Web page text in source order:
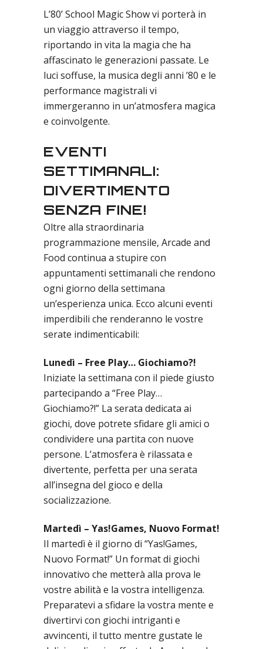
L’80’ School Magic Show vi porterà in
un viaggio attraverso il tempo,
riportando in vita la magia che ha
affascinato le generazioni passate. Le
luci soffuse, la musica degli anni ’80 e le
performance magistrali vi
immergeranno in un’atmosfera magica
e coinvolgente.
EVENTI
SETTIMANALI:
DIVERTIMENTO
SENZA FINE!
Oltre alla straordinaria
programmazione mensile, Arcade and
Food continua a stupire con
appuntamenti settimanali che rendono
ogni giorno della settimana
un’esperienza unica. Ecco alcuni eventi
imperdibili che renderanno le vostre
serate indimenticabili:
Lunedì – Free Play… Giochiamo?!
Iniziate la settimana con il piede giusto
partecipando a “Free Play…
Giochiamo?!” La serata dedicata ai
giochi, dove potrete sfidare gli amici o
condividere una partita con nuove
persone. L’atmosfera è rilassata e
divertente, perfetta per una serata
all’insegna del gioco e della
socializzazione.
Martedì – Yas!Games, Nuovo Format!
Il martedì è il giorno di “Yas!Games,
Nuovo Format!” Un format di giochi
innovativo che metterà alla prova le
vostre abilità e la vostra intelligenza.
Preparatevi a sfidare la vostra mente e
divertirvi con giochi intriganti e
avvincenti, il tutto mentre gustate le